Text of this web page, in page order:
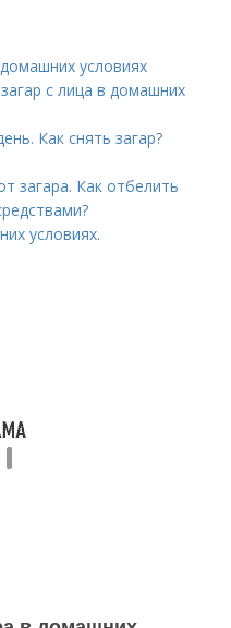
условиях
с лица в домашних
Как снять загар?
загара. Как отбелить
условиях.